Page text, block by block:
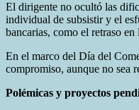
El dirigente no ocultó las
individual de subsistir y el
bancarias, como el retraso
En el marco del Día del
compromiso, aunque no sea
Polémicas y proyectos